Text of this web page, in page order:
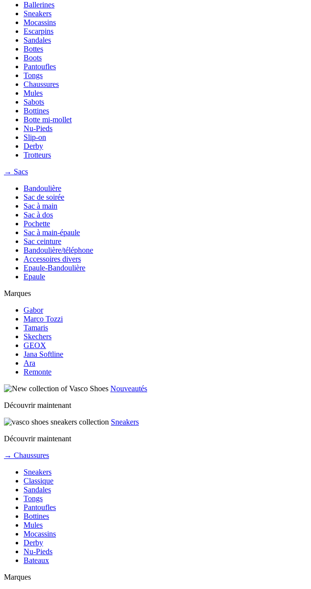
Ballerines
Sneakers
Mocassins
Escarpins
Sandales
Bottes
Boots
Pantoufles
Tongs
Chaussures
Mules
Sabots
Bottines
Botte mi-mollet
Nu-Pieds
Slip-on
Derby
Trotteurs
→ Sacs
Bandoulière
Sac de soirée
Sac à main
Sac à dos
Pochette
Sac à main-épaule
Sac ceinture
Bandoulière/téléphone
Accessoires divers
Epaule-Bandoulière
Epaule
Marques
Gabor
Marco Tozzi
Tamaris
Skechers
GEOX
Jana Softline
Ara
Remonte
Nouveautés
Découvrir maintenant
Sneakers
Découvrir maintenant
→ Chaussures
Sneakers
Classique
Sandales
Tongs
Pantoufles
Bottines
Mules
Mocassins
Derby
Nu-Pieds
Bateaux
Marques